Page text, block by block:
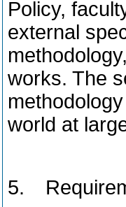
Policy,
external
works. The
world at
5.